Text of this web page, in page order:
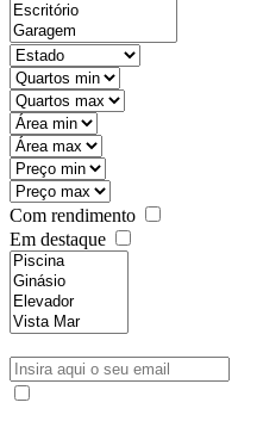
Com rendimento
Em destaque